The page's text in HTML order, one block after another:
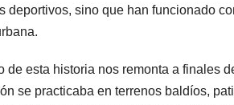
deportivos, sino que han funcionado
de esta historia nos remonta a finales
se practicaba en terrenos baldíos,